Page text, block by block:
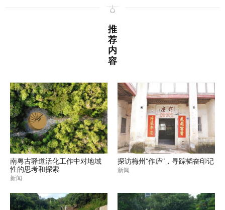
推
荐
内
容
南粤古驿道活化工作中对地域
性的思考和探索
新闻
探访梅州“作庐”，寻踪韬奋印记
新闻